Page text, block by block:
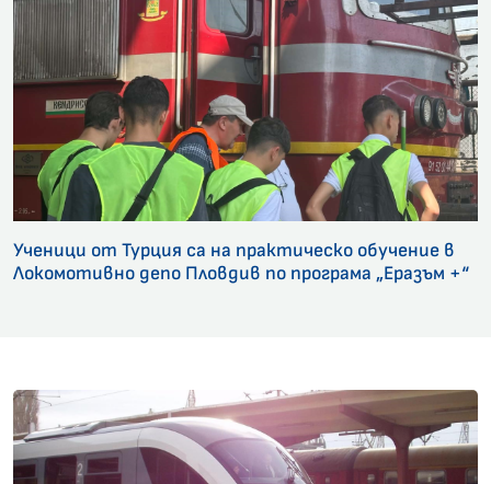
Ученици от Турция са на практическо обучение в
Локомотивно депо Пловдив по програма „Еразъм +“